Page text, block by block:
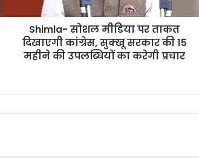
Shimla- सोशल मीडिया पर ताकत
दिखाएगी कांग्रेस, सुक्खू सरकार की 15
महीने की उपलब्धियों का करेगी प्रचार